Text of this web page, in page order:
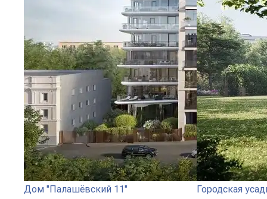
Дом "Палашёвский 11"
Городская